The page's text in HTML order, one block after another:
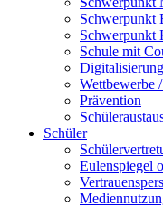
Schwerpunkt
Schwerpunkt
Schule mit
Digitalisierung
Wettbewerbe
Prävention
Schüler
Eulenspiegel